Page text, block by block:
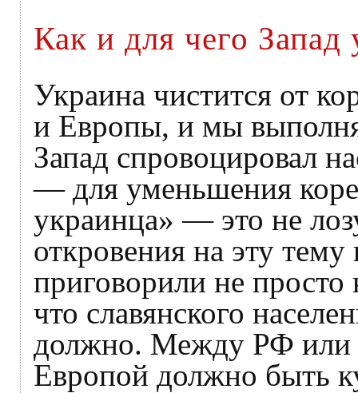
Как и для чего Запад
Украина чистится от
и Европы, и мы
Запад спровоцировал
— для уменьшения
украинца» — это не
откровения на эту
приговорили не просто
что славянского
должно. Между РФ или
Европой должно быть